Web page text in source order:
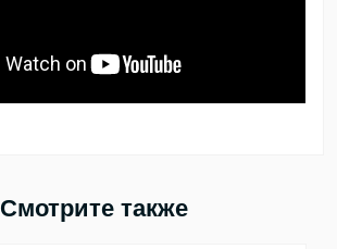
Смотрите также